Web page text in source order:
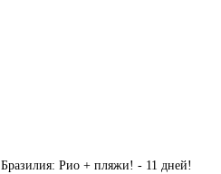
Бразилия: Рио + пляжи! - 11 дней!